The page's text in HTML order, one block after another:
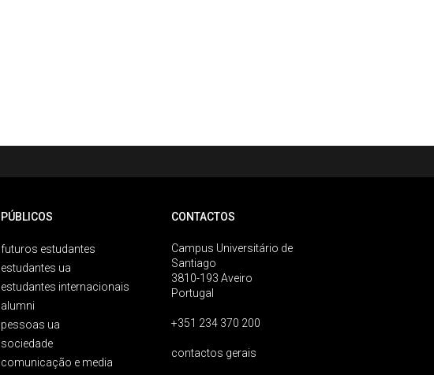
PÚBLICOS
futuros estudantes
estudantes ua
estudantes internacionais
alumni
pessoas ua
sociedade
comunicação e media
CONTACTOS
Campus Universitário de
Santiago
3810-193 Aveiro
Portugal
+351 234 370 200
contactos gerais